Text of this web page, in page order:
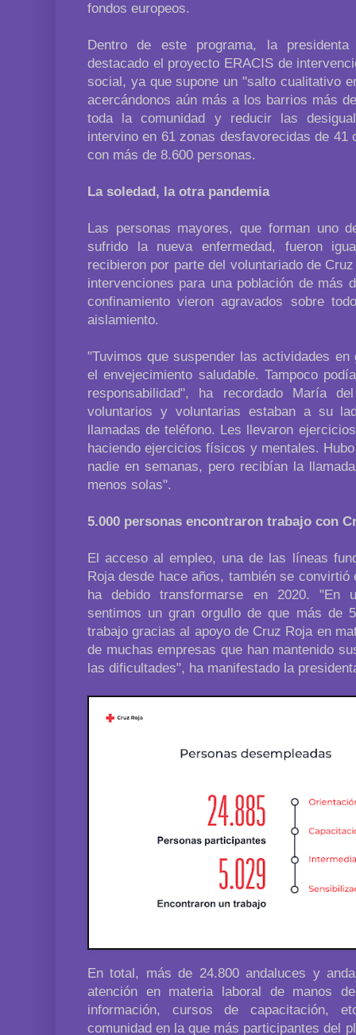
fondos europeos.
Dentro de este programa, la
destacado el proyecto ERACIS de
social, ya que supone un "salto cualitativo
acercándonos aún más a los barrios más
toda la comunidad y reducir las
intervino en 61 zonas desfavorecidas de 41
con más de 8.600 personas.
La soledad, la otra pandemia
Las personas mayores, que forman uno
sufrido la nueva enfermedad, fueron
recibieron por parte del voluntariado de
intervenciones para una población de más
confinamiento vieron agravados sobre
aislamiento.
"Tuvimos que suspender las actividades
el envejecimiento saludable. Tampoco
responsabilidad", ha recordado María
voluntarios y voluntarias estaban a su
llamadas de teléfono. Les llevaron
haciendo ejercicios físicos y mentales.
nadie en semanas, pero recibían la
menos solas".
5.000 personas encontraron trabajo con
El acceso al empleo, una de las líneas
Roja desde hace años, también se
ha debido transformarse en 2020. "En
sentimos un gran orgullo de que más de
trabajo gracias al apoyo de Cruz Roja en
de muchas empresas que han mantenido
las dificultades", ha manifestado la
En total, más de 24.800 andaluces y
atención en materia laboral de manos
información, cursos de capacitación,
comunidad en la que más participantes del